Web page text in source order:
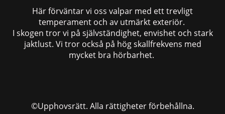
Här förväntar vi oss valpar med ett trevligt
temperament och av utmärkt exteriör.
I skogen tror vi på självständighet, envishet och stark
jaktlust. Vi tror också på hög skallfrekvens med
mycket bra hörbarhet.
©Upphovsrätt. Alla rättigheter förbehållna.